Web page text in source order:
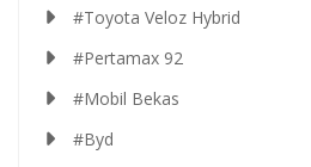
#Toyota Veloz Hybrid
#Pertamax 92
#Mobil Bekas
#Byd